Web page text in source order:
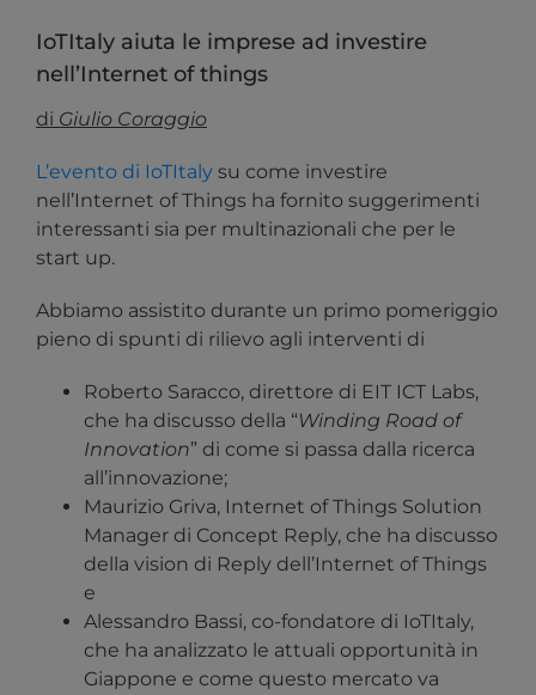
IoTItaly aiuta le imprese ad investire
nell’Internet of things
di Giulio Coraggio
L’evento di IoTItaly su come investire
nell’Internet of Things ha fornito suggerimenti
interessanti sia per multinazionali che per le
start up.
Abbiamo assistito durante un primo pomeriggio
pieno di spunti di rilievo agli interventi di
Roberto Saracco, direttore di EIT ICT Labs,
che ha discusso della “Winding Road of
Innovation” di come si passa dalla ricerca
all’innovazione;
Maurizio Griva, Internet of Things Solution
Manager di Concept Reply, che ha discusso
della vision di Reply dell’Internet of Things
e
Alessandro Bassi, co-fondatore di IoTItaly,
che ha analizzato le attuali opportunità in
Giappone e come questo mercato va